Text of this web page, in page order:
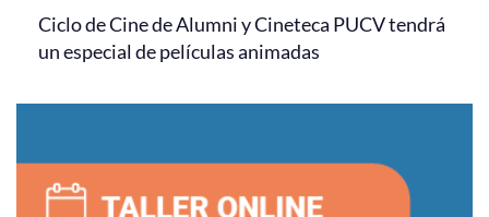
Ciclo de Cine de Alumni y Cineteca PUCV tendrá
un especial de películas animadas